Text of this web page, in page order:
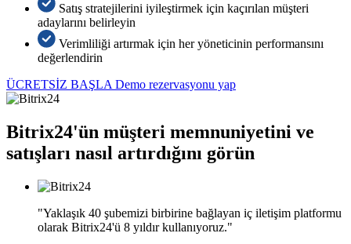
Satış stratejilerini iyileştirmek için kaçırılan müşteri
adaylarını belirleyin
Verimliliği artırmak için her yöneticinin performansını
değerlendirin
ÜCRETSİZ BAŞLA Demo rezervasyonu yap
Bitrix24'ün müşteri memnuniyetini ve
satışları nasıl artırdığını görün
"Yaklaşık 40 şubemizi birbirine bağlayan iç iletişim platformu
olarak Bitrix24'ü 8 yıldır kullanıyoruz."